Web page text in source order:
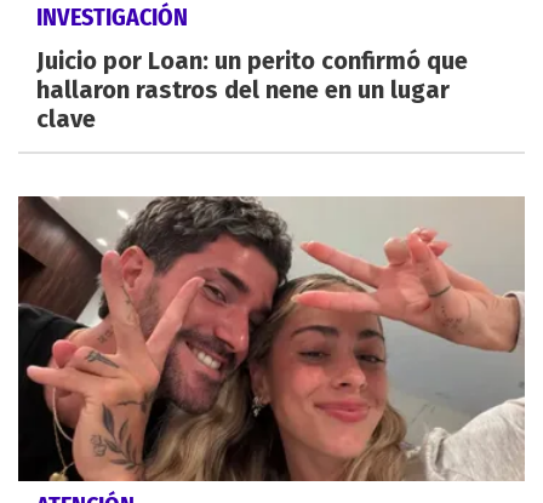
INVESTIGACIÓN
Juicio por Loan: un perito confirmó que
hallaron rastros del nene en un lugar
clave